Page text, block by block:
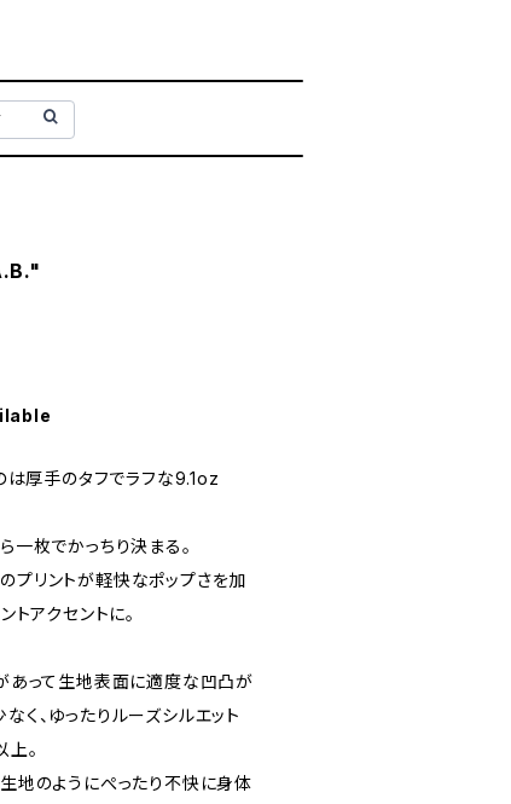
厚手のタフでラフな9.1oz
一枚でかっちり決まる。
のプリントが軽快なポップさを加
トアクセントに。
あって生地表面に適度な凹凸が
く、ゆったりルーズシルエット
。
地のようにぺったり不快に身体